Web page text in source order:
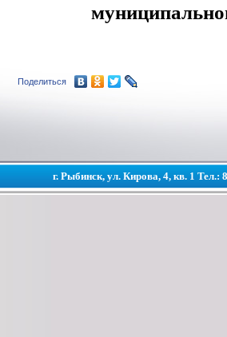
Поделиться
г. Рыбинск, ул. Кирова, 4, кв. 1 Тел.: